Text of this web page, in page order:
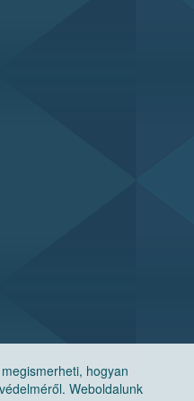
megismerheti, hogyan
Weboldalunk